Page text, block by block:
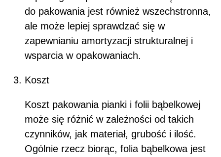
do pakowania jest również wszechstronna,
ale może lepiej sprawdzać się w
zapewnianiu amortyzacji strukturalnej i
wsparcia w opakowaniach.
Koszt
Koszt pakowania pianki i folii bąbelkowej
może się różnić w zależności od takich
czynników, jak materiał, grubość i ilość.
Ogólnie rzecz biorąc, folia bąbelkowa jest